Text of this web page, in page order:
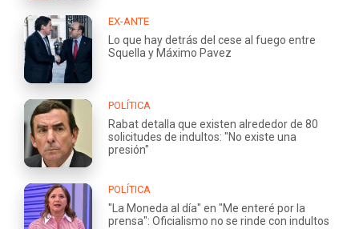
EX-ANTE
Lo que hay detrás del cese al fuego entre
Squella y Máximo Pavez
POLÍTICA
Rabat detalla que existen alrededor de 80
solicitudes de indultos: "No existe una
presión"
POLÍTICA
"La Moneda al día" en "Me enteré por la
prensa": Oficialismo no se rinde con indultos